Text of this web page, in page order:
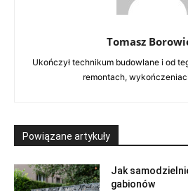
Tomasz
Ukończył technikum budowlane i od
remontach,
Powiązane artykuły
Jak
gabionów